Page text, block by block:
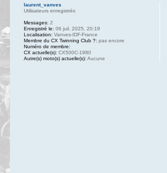
laurent_vanves
Utilisateurs enregistrés
Messages: 2
Enregistré le: 06 juil. 2025, 20:19
Localisation: Vanves-IDF-France
Membre du CX Twinning Club ?: pas encore
Numéro de membre:
CX actuelle(s): CX500C-1980
Autre(s) moto(s) actuelle(s): Aucune